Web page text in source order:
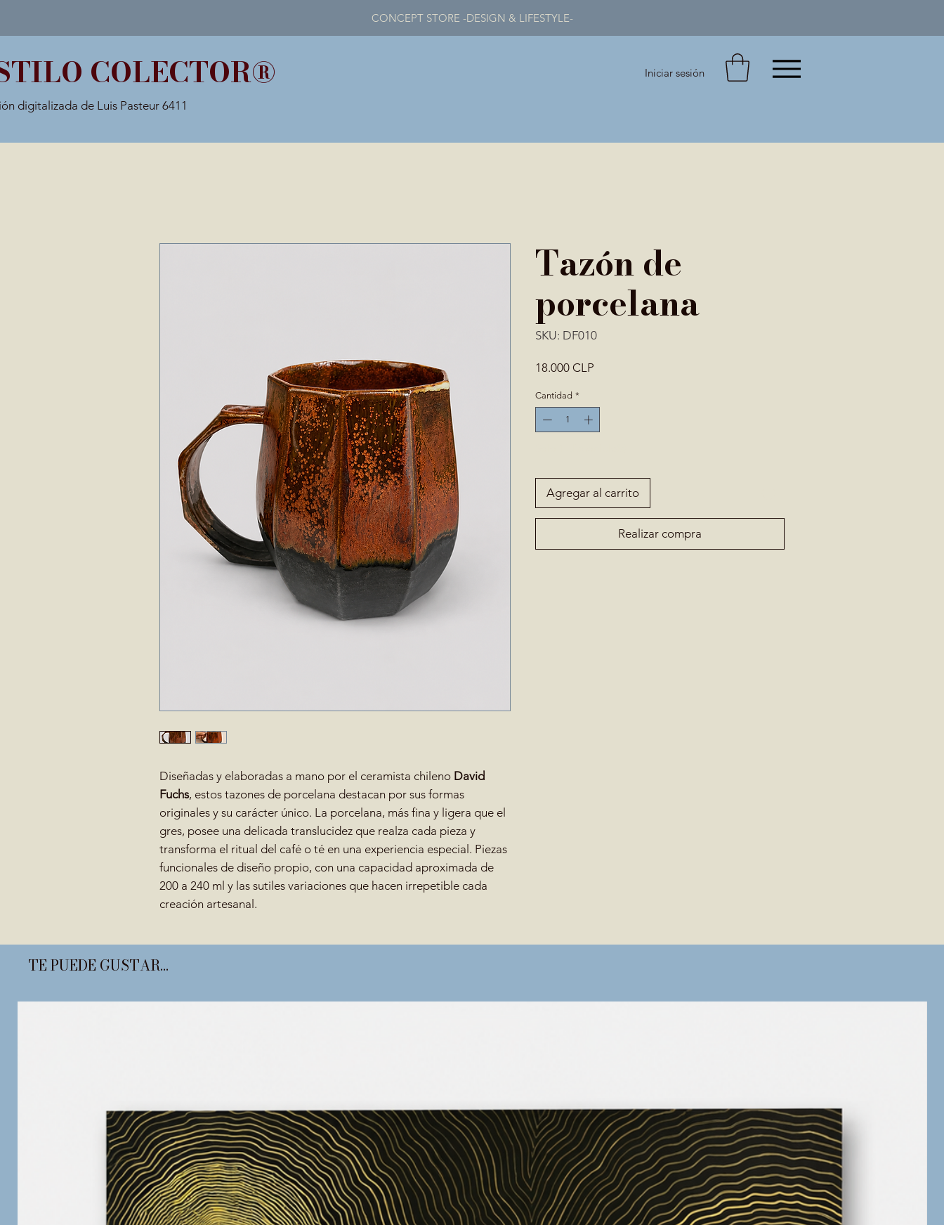
CONCEPT STORE -DESIGN & LIFESTYLE-
COLECTOR® Iniciar sesión
digitalizada de Luis Pasteur 6411
Diseñadas y elaboradas a mano por el ceramista chileno David
Fuchs, estos tazones de porcelana destacan por sus formas
originales y su carácter único. La porcelana, más fina y ligera que el
gres, posee una delicada translucidez que realza cada pieza y
transforma el ritual del café o té en una experiencia especial. Piezas
funcionales de diseño propio, con una capacidad aproximada de
200 a 240 ml y las sutiles variaciones que hacen irrepetible cada
creación artesanal.
Tazón de
porcelana
SKU: DF010
18.000 CLP
Cantidad *
Agregar al carrito
Realizar compra
TE PUEDE GUSTAR...